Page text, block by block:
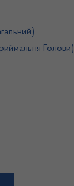
Голови)